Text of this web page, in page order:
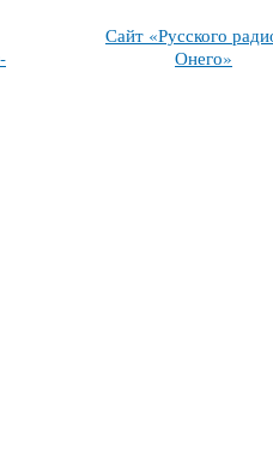
Сайт «Русского
Онего»